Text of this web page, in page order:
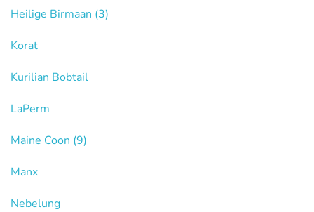
Heilige Birmaan (3)
Korat
Kurilian Bobtail
LaPerm
Maine Coon (9)
Manx
Nebelung